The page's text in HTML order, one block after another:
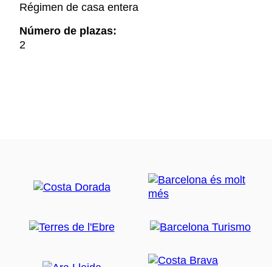
Régimen de casa entera
Número de plazas:
2